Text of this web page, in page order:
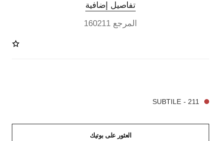
تفاصيل إضافية
المرجع 160211
211 - SUBTILE
العثور على بوتيك